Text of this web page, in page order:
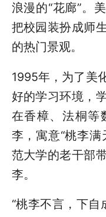
浪漫的“花廊”。
把校园装扮成师
的热门景观。
1995年，为了美
好的学习环境，
在香樟、法桐等
李，寓意“桃李
范大学的老干部
李。
“桃李不言，下